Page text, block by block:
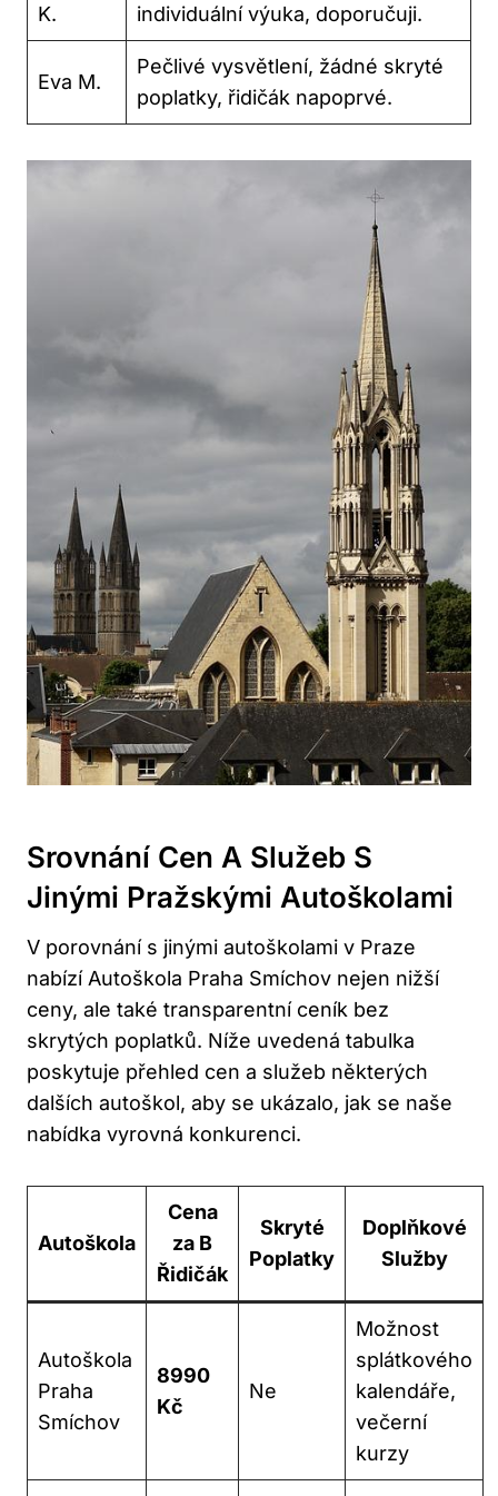
K.
individuální výuka, doporučuji.
Eva M.
Pečlivé vysvětlení, žádné skryté
poplatky, řidičák napoprvé.
Srovnání Cen A Služeb S
Jinými Pražskými Autoškolami
V porovnání s jinými autoškolami v Praze
nabízí Autoškola Praha Smíchov nejen nižší
ceny, ale také transparentní ceník bez
skrytých poplatků. Níže uvedená tabulka
poskytuje přehled cen a služeb některých
dalších autoškol, aby se ukázalo, jak se naše
nabídka vyrovná konkurenci.
Autoškola
Cena
za B
Řidičák
Skryté
Poplatky
Doplňkové
Služby
Autoškola
Praha
Smíchov
8990
Kč
Ne
Možnost
splátkového
kalendáře,
večerní
kurzy